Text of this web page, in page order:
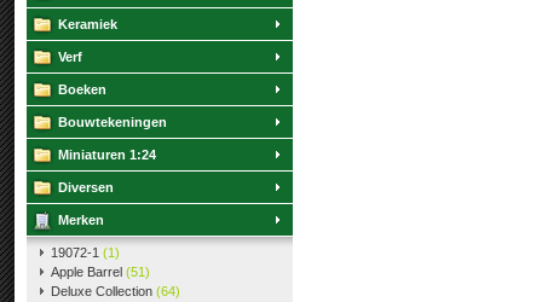
Keramiek
Verf
Boeken
Bouwtekeningen
Miniaturen 1:24
Diversen
Merken
19072-1 (1)
Apple Barrel (51)
Deluxe Collection (64)